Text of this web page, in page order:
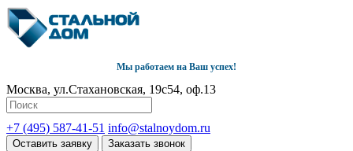
Мы работаем на Ваш успех!
Москва, ул.Стахановская, 19с54, оф.13
+7 (495) 587-41-51 info@stalnoydom.ru
Оставить заявку Заказать звонок